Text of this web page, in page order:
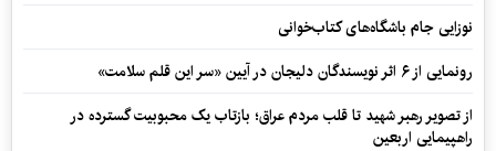
نوزایی جام باشگاه‌های کتاب‌خوانی
رونمایی از ۶ اثر نویسندگان دلیجان در آیین «سر این قلم سلامت»
از تصویر رهبر شهید تا قلب مردم عراق؛ بازتاب یک محبوبیت گسترده در
راهپیمایی اربعین